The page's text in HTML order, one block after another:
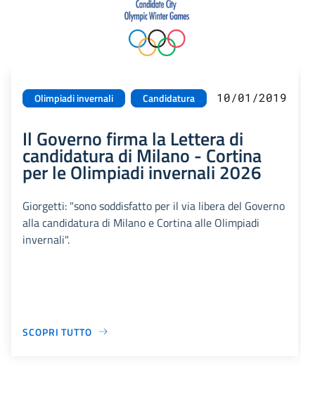
Olimpiadi invernali Candidatura 10/01/2019
Il Governo firma la Lettera di
candidatura di Milano - Cortina
per le Olimpiadi invernali 2026
Giorgetti: "sono soddisfatto per il via libera del Governo
alla candidatura di Milano e Cortina alle Olimpiadi
invernali".
SCOPRI TUTTO